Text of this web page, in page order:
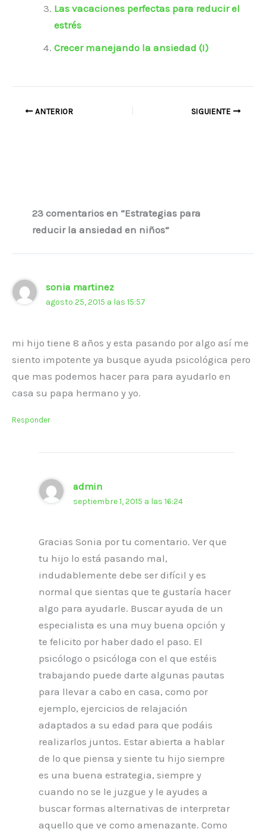
Las vacaciones perfectas para reducir el
estrés
Crecer manejando la ansiedad (I)
ANTERIOR SIGUIENTE
23 comentarios en “Estrategias para
reducir la ansiedad en niños”
sonia martinez
agosto 25, 2015 a las 15:57
mi hijo tiene 8 años y esta pasando por algo así me
siento impotente ya busque ayuda psicológica pero
que mas podemos hacer para para ayudarlo en
casa su papa hermano y yo.
Responder
admin
septiembre 1, 2015 a las 16:24
Gracias Sonia por tu comentario. Ver que
tu hijo lo está pasando mal,
indudablemente debe ser difícil y es
normal que sientas que te gustaría hacer
algo para ayudarle. Buscar ayuda de un
especialista es una muy buena opción y
te felicito por haber dado el paso. El
psicólogo o psicóloga con el que estéis
trabajando puede darte algunas pautas
para llevar a cabo en casa, como por
ejemplo, ejercicios de relajación
adaptados a su edad para que podáis
realizarlos juntos. Estar abierta a hablar
de lo que piensa y siente tu hijo siempre
es una buena estrategia, siempre y
cuando no se le juzgue y le ayudes a
buscar formas alternativas de interpretar
aquello que ve como amenazante. Como